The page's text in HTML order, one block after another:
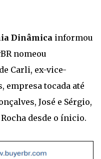
Dinâmica informou
nomeou
Carli, ex-vice-
empresa tocada até
José e Sérgio,
desde o ínicio.